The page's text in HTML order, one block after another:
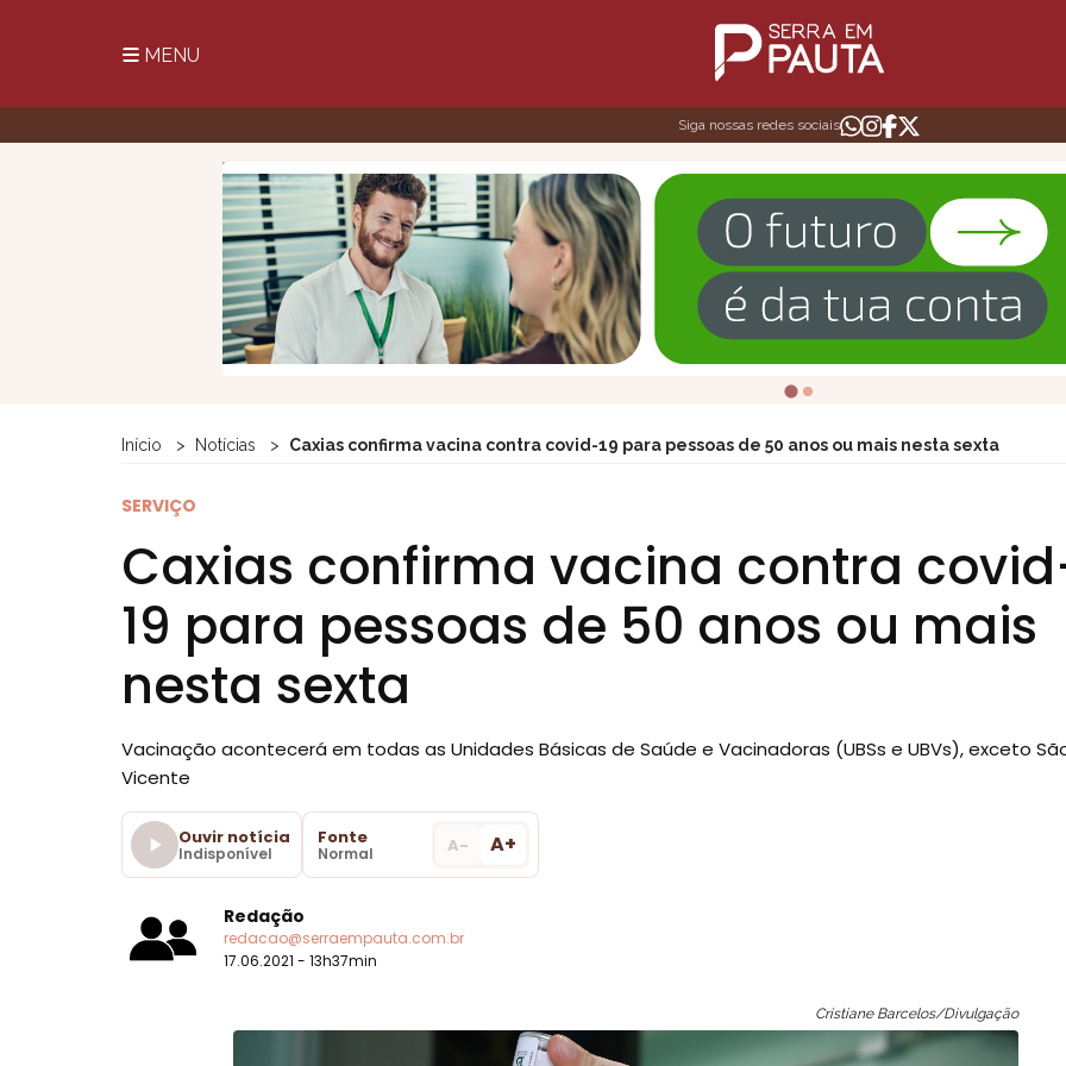
MENU
Siga nossas redes sociais
Início Notícias Caxias confirma vacina contra covid-19 para pessoas de 50 anos ou mais nesta sexta
SERVIÇO
Caxias confirma vacina contra
19 para pessoas de 50 anos ou mais
nesta sexta
Vacinação acontecerá em todas as Unidades Básicas de Saúde e Vacinadoras (UBSs e UBVs), exceto
Vicente
Ouvir notícia
Indisponível
Fonte
Normal A- A+
Redação
redacao@serraempauta.com.br
17.06.2021 - 13h37min
Cristiane Barcelos/Divulgação